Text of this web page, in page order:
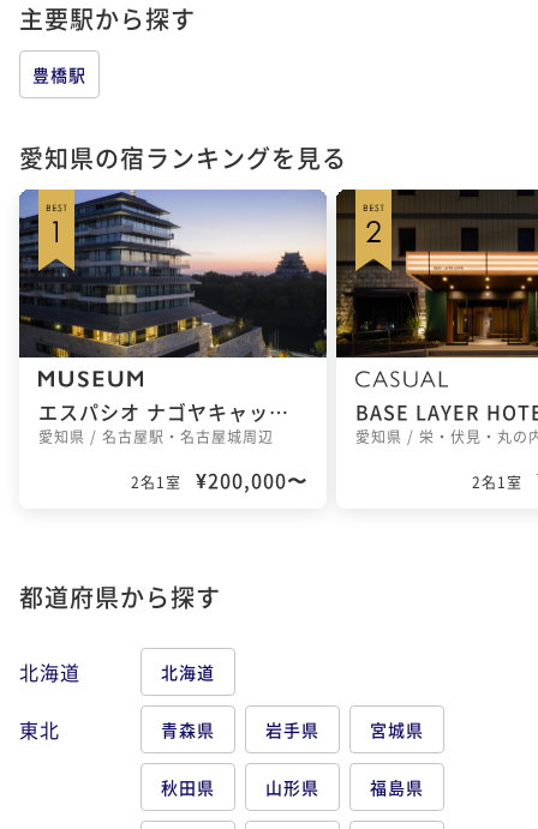
主要駅から探す
豊橋駅
愛知県の宿ランキングを見る
エスパシオ ナゴヤキャッスル
愛知県 / 名古屋駅・名古屋城周辺
2名1室 ¥200,000〜 2名1室
都道府県から探す
北海道 北海道
東北 青森県 岩手県 宮城県
秋田県 山形県 福島県